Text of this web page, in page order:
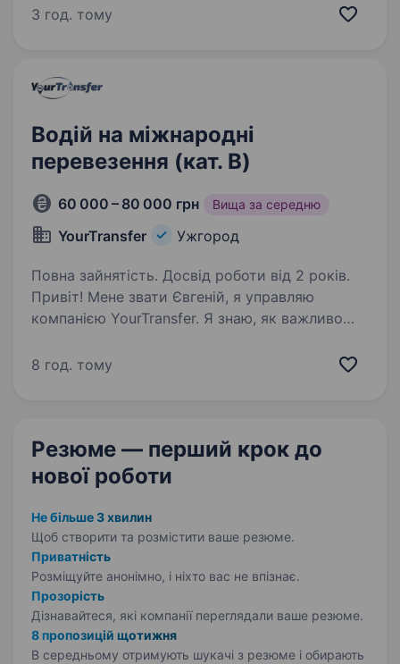
ОДИН водій на авто. Автопарк «G CAR» шукає
3 год. тому
Водій на міжнародні
перевезення (кат. B)
60 000 – 80 000 грн Вища за середню
YourTransfer Ужгород
Повна зайнятість. Досвід роботи від 2 років.
Привіт! Мене звати Євгеній, я управляю
компанією YourTransfer. Я знаю, як важливо
тому, хочу особисто запросити Вас стати
8 год. тому
Резюме — перший крок до
нової роботи
Не більше 3 хвилин
Щоб створити та розмістити ваше резюме.
Приватність
Розміщуйте анонімно, і ніхто вас не впізнає.
Прозорість
Дізнавайтеся, які компанії переглядали ваше резюме.
8 пропозицій щотижня
В середньому отримують шукачі з резюме і обирають